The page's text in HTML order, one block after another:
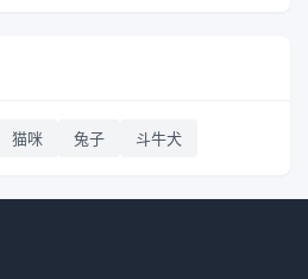
猫咪 兔子 斗牛犬